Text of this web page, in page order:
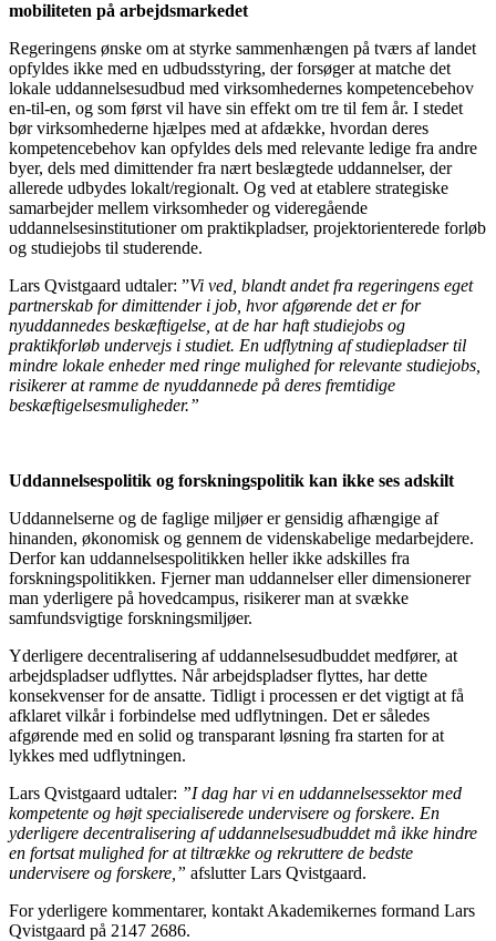
mobiliteten på arbejdsmarkedet
Regeringens ønske om at styrke sammenhængen på tværs af landet
opfyldes ikke med en udbudsstyring, der forsøger at matche det
lokale uddannelsesudbud med virksomhedernes kompetencebehov
en-til-en, og som først vil have sin effekt om tre til fem år. I stedet
bør virksomhederne hjælpes med at afdække, hvordan deres
kompetencebehov kan opfyldes dels med relevante ledige fra andre
byer, dels med dimittender fra nært beslægtede uddannelser, der
allerede udbydes lokalt/regionalt. Og ved at etablere strategiske
samarbejder mellem virksomheder og videregående
uddannelsesinstitutioner om praktikpladser, projektorienterede forløb
og studiejobs til studerende.
Lars Qvistgaard udtaler: ”Vi ved, blandt andet fra regeringens eget
partnerskab for dimittender i job, hvor afgørende det er for
nyuddannedes beskæftigelse, at de har haft studiejobs og
praktikforløb undervejs i studiet. En udflytning af studiepladser til
mindre lokale enheder med ringe mulighed for relevante studiejobs,
risikerer at ramme de nyuddannede på deres fremtidige
beskæftigelsesmuligheder.”
Uddannelsespolitik og forskningspolitik kan ikke ses adskilt
Uddannelserne og de faglige miljøer er gensidig afhængige af
hinanden, økonomisk og gennem de videnskabelige medarbejdere.
Derfor kan uddannelsespolitikken heller ikke adskilles fra
forskningspolitikken. Fjerner man uddannelser eller dimensionerer
man yderligere på hovedcampus, risikerer man at svække
samfundsvigtige forskningsmiljøer.
Yderligere decentralisering af uddannelsesudbuddet medfører, at
arbejdspladser udflyttes. Når arbejdspladser flyttes, har dette
konsekvenser for de ansatte. Tidligt i processen er det vigtigt at få
afklaret vilkår i forbindelse med udflytningen. Det er således
afgørende med en solid og transparant løsning fra starten for at
lykkes med udflytningen.
Lars Qvistgaard udtaler: ”I dag har vi en uddannelsessektor med
kompetente og højt specialiserede undervisere og forskere. En
yderligere decentralisering af uddannelsesudbuddet må ikke hindre
en fortsat mulighed for at tiltrække og rekruttere de bedste
undervisere og forskere,” afslutter Lars Qvistgaard.
For yderligere kommentarer, kontakt Akademikernes formand Lars
Qvistgaard på 2147 2686.